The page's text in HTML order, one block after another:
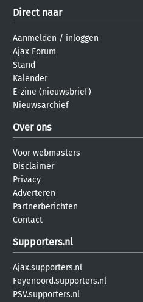
Direct naar
Aanmelden / inloggen
Ajax Forum
Stand
Kalender
E-zine (nieuwsbrief)
Nieuwsarchief
Over ons
Voor webmasters
Disclaimer
Privacy
Adverteren
Partnerberichten
Contact
Supporters.nl
Ajax.supporters.nl
Feyenoord.supporters.nl
PSV.supporters.nl